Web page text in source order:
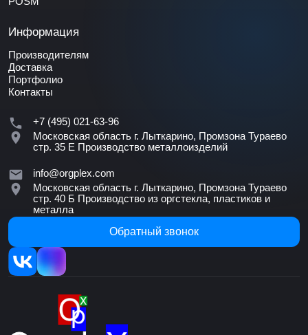
Информация
Производителям
Доставка
Портфолио
Контакты
+7 (495) 021-63-96
Московская область г. Лыткарино, Промзона Тураево
стр. 35 Е Производство металлоизделий
info@orgplex.com
Московская область г. Лыткарино, Промзона Тураево
стр. 40 Б Производство из оргстекла, пластиков и
металла
Обратный звонок